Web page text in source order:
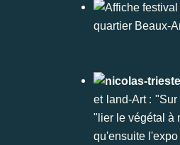
quartier Beaux-
et land-Art :
"lier le végétal à
qu'ensuite